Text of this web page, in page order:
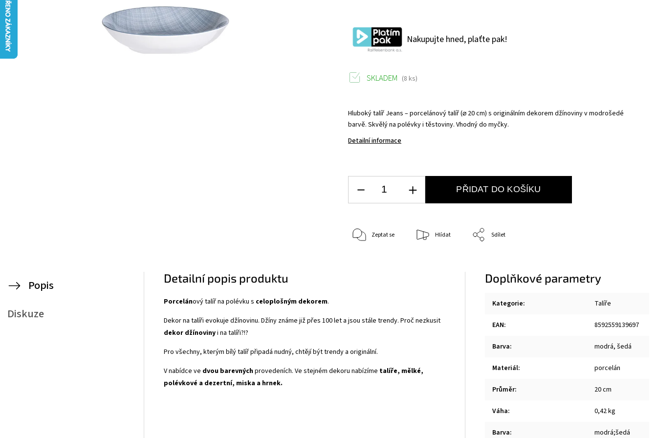
Nakupujte hned, plaťte pak!
Hluboký talíř Jeans – porcelánový talíř (⌀ 20 cm) s originálním dekorem džínoviny v modrošedé
barvě. Skvělý na polévky i těstoviny. Vhodný do myčky.
Detailní informace
SKLADEM (8 ks)
PŘIDAT DO KOŠÍKU
Zeptat se Hlídat Sdílet
Popis
Diskuze
Detailní popis produktu
Porcelánový talíř na polévku s celoplošným dekorem.
Dekor na talíři evokuje džínovinu. Džíny známe již přes 100 let a jsou stále trendy. Proč nezkusit
dekor džínovinyi na talíři?!?
Pro všechny, kterým bílý talíř připadá nudný, chtějí být trendy a originální.
V nabídce ve dvou barevnýchprovedeních. Ve stejném dekoru nabízíme talíře, mělké,
polévkové a dezertní, miska a hrnek.
Doplňkové parametry
Kategorie: Talíře
EAN: 8592559139697
Barva: modrá, šedá
Materiál: porcelán
Průměr: 20 cm
Váha: 0,42 kg
Barva: modrá;šedá